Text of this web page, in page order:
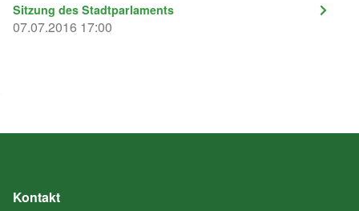
Sitzung des Stadtparlaments
07.07.2016 17:00
Kontakt